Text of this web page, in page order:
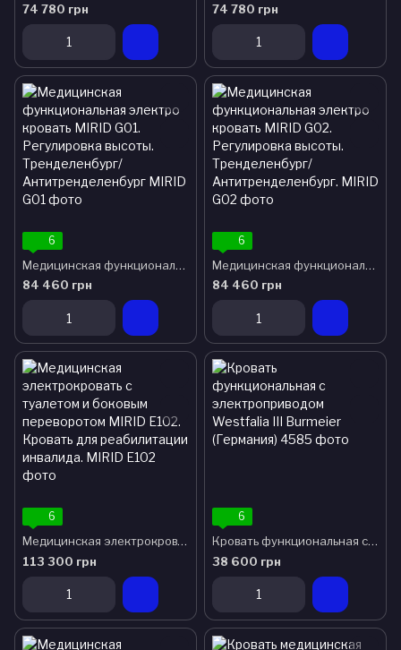
74 780 грн
74 780 грн
6
Медицинская функциональная электро кровать MIRID G01. Регулировка высоты. Тренделенбург/Антитренделенбург
84 460 грн
6
Медицинская функциональная электро кровать MIRID G02. Регулировка высоты. Тренделенбург/Антитренделенбург.
84 460 грн
6
Медицинская электрокровать с туалетом и боковым переворотом MIRID Е102. Кровать для реабилитации инвалида.
113 300 грн
6
Кровать функциональная с электроприводом Westfalia III Burmeier (Германия)
38 600 грн